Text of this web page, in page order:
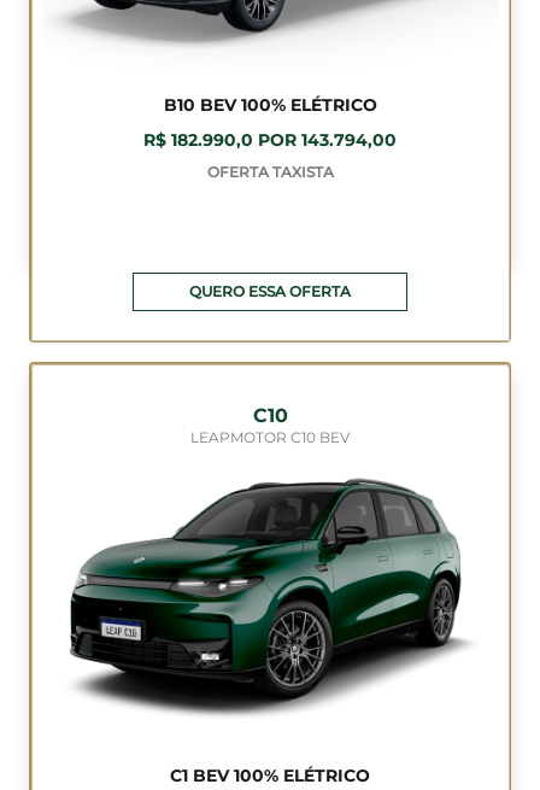
B10 BEV 100% ELÉTRICO
R$ 182.990,0 POR 143.794,00
OFERTA TAXISTA
QUERO ESSA OFERTA
C10
LEAPMOTOR C10 BEV
C1 BEV 100% ELÉTRICO